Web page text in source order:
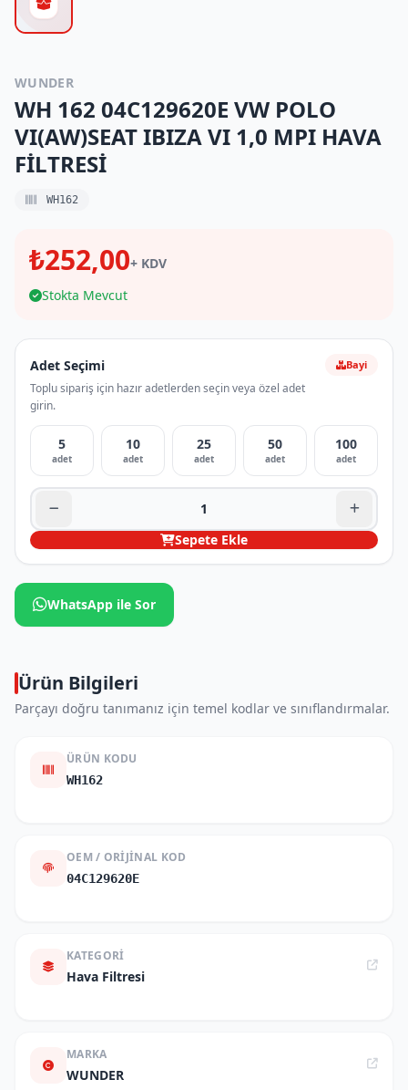
WUNDER
WH 162 04C129620E VW POLO
VI(AW)SEAT IBIZA VI 1,0 MPI HAVA
FİLTRESİ
WH162
₺252,00+ KDV
Stokta Mevcut
Adet Seçimi
Toplu sipariş için hazır adetlerden seçin veya özel adet
girin.
Bayi
5
adet
10
adet
25
adet
50
adet
100
adet
Sepete Ekle
WhatsApp ile Sor
Ürün Bilgileri
Parçayı doğru tanımanız için temel kodlar ve sınıflandırmalar.
ÜRÜN KODU
WH162
OEM / ORIJINAL KOD
04C129620E
KATEGORI
Hava Filtresi
MARKA
WUNDER